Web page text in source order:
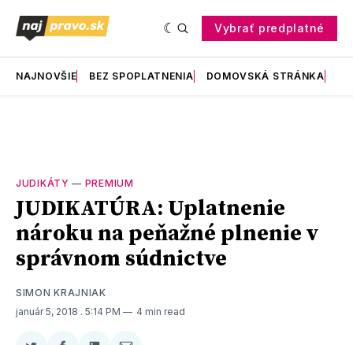
Vybrať predplatné
NAJNOVŠIE BEZ SPOPLATNENIA DOMOVSKÁ STRÁNKA
JUDIKÁTY — PREMIUM
JUDIKATÚRA: Uplatnenie
nároku na peňažné plnenie v
správnom súdnictve
SIMON KRAJNIAK
január 5, 2018 . 5:14 PM 4 min read